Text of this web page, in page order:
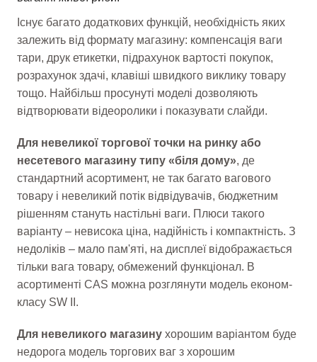
Існує багато додаткових функцій, необхідність яких
залежить від формату магазину: компенсація ваги
тари, друк етикетки, підрахунок вартості покупок,
розрахунок здачі, клавіші швидкого виклику товару
тощо. Найбільш просунуті моделі дозволяють
відтворювати відеоролики і показувати слайди.
Для невеликої торгової точки на ринку або
несетевого магазину типу «біля дому», де
стандартний асортимент, не так багато вагового
товару і невеликий потік відвідувачів, бюджетним
рішенням стануть настільні ваги. Плюси такого
варіанту – невисока ціна, надійність і компактність. З
недоліків – мало пам'яті, на дисплеї відображається
тільки вага товару, обмежений функціонал. В
асортименті CAS можна розглянути модель економ-
класу SW II.
Для невеликого магазину хорошим варіантом буде
недорога модель торгових ваг з хорошим